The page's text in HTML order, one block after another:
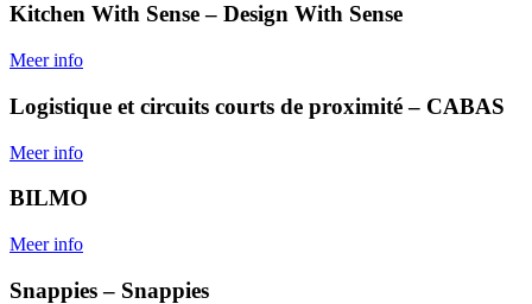
Kitchen With Sense – Design With Sense
Meer info
Logistique et circuits courts de proximité – CABAS
Meer info
BILMO
Meer info
Snappies – Snappies